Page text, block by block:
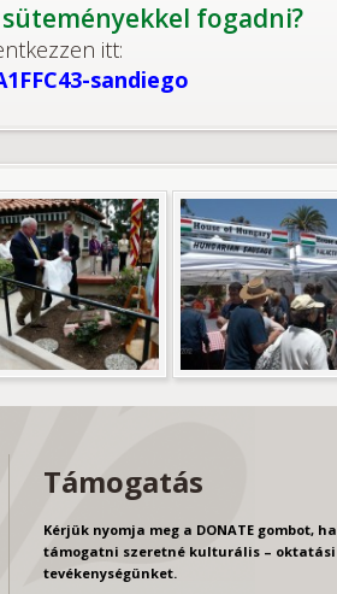
fogadni?
itt:
sandiego
Támogatás
Kérjük nyomja meg a DONATE gombot, ha
támogatni szeretné kulturális – oktatási
tevékenységünket.